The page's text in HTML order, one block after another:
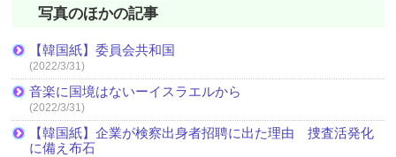
写真のほかの記事
【韓国紙】委員会共和国
(2022/3/31)
音楽に国境はないーイスラエルから
(2022/3/31)
【韓国紙】企業が検察出身者招聘に出た理由 捜査活発化
に備え布石